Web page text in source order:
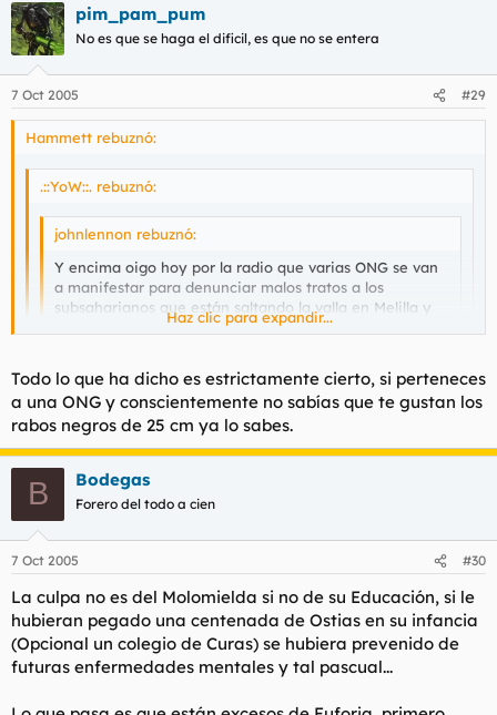
pim_pam_pum
No es que se haga el dificil, es que no se entera
7 Oct 2005 #29
Hammett rebuznó:
.::YoW::. rebuznó:
johnlennon rebuznó:
Y encima oigo hoy por la radio que varias ONG se van
a manifestar para denunciar malos tratos a los
subsaharianos que están saltando la valla en Melilla y
rioja??
me cagon la puta...
Haz clic para expandir...
a mi lo que me hace realmente reirme a carcajadas, bueno
entre comillas, es que
mujeres...
negros como el tizon o son subnormales profundas...
tanto que quieren luchar por la igualdad, sus derechos, y
historias (que me parecen de puta madre), y quieren que
entre gente que lo mejor que le dan a la mujer es una
paliza... 1poquito de por favor, eso es incompatible...lo que
pasa que ven por la tele que es chupi ser un guay de los
De hecho deberías retirarte por más tiempo que un día. La de
tonterías que has dicho ya valen para toda una semana, al
menos. ¿Tú no entiendes nada, verdad? No entiendes una
enfermedad mental, el dolor de una madre, el empeño de unos
colectivos... Tú tienes muchas más opciones, no necesitas saltar
una valla. Mezclas conceptos, usas manidos pretextos y caes en
la simplicidad. Leerte me ha dado mucho asco. Yo también me
retiro.
Haz clic para expandir...
Todo lo que ha dicho es estrictamente cierto, si perteneces
a una ONG y conscientemente no sabías que te gustan los
rabos negros de 25 cm ya lo sabes.
B Bodegas
Forero del todo a cien
7 Oct 2005 #30
La culpa no es del Molomielda si no de su Educación, si le
hubieran pegado una centenada de Ostias en su infancia
(Opcional un colegio de Curas) se hubiera prevenido de
futuras enfermedades mentales y tal pascual...